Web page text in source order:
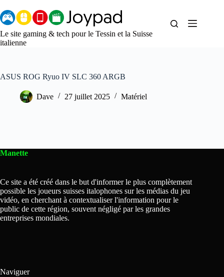
au
contenu
Le site gaming & tech pour le Tessin et la Suisse
italienne
ASUS ROG Ryuo IV SLC 360 ARGB
Dave 27 juillet 2025 Matériel
Manette
Ce site a été créé dans le but d'informer le plus complètement
possible les joueurs suisses italophones sur les médias du jeu
vidéo, en cherchant à contextualiser l'information pour le
public de cette région, souvent négligé par les grandes
entreprises mondiales.
Naviguer